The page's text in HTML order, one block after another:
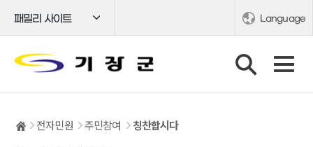
패밀리 사이트 Language
전자민원 주민참여 칭찬합시다